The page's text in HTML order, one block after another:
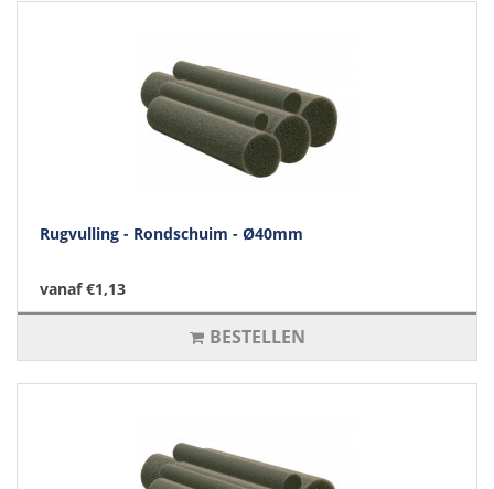
Rugvulling - Rondschuim - Ø40mm
vanaf €1,13
BESTELLEN